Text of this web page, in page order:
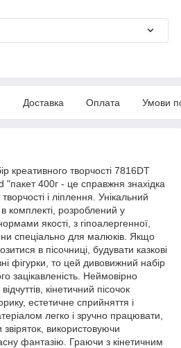
Доставка Оплата Умови
креативного творчості 7816DT
"пакет 400г - це справжня знахідка
і ліплення. Унікальний
комплекті, розроблений у
якості, з гіпоалергенної,
спеціально для малюків. Якщо
в пісочниці, будувати казкові
фігурки, то цей дивовижний набір
зацікавленість. Неймовірно
кінетичний пісочок
естетичне сприйняття і
легко і зручно працювати,
звіряток, використовуючи
фантазію. Граючи з кінетичним